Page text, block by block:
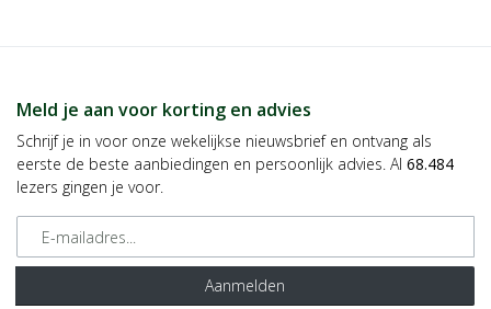
Meld je aan voor korting en advies
Schrijf je in voor onze wekelijkse nieuwsbrief en ontvang als
eerste de beste aanbiedingen en persoonlijk advies. Al 68.484
lezers gingen je voor.
E-mailadres
Aanmelden